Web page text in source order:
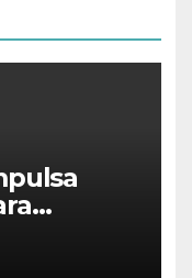
del